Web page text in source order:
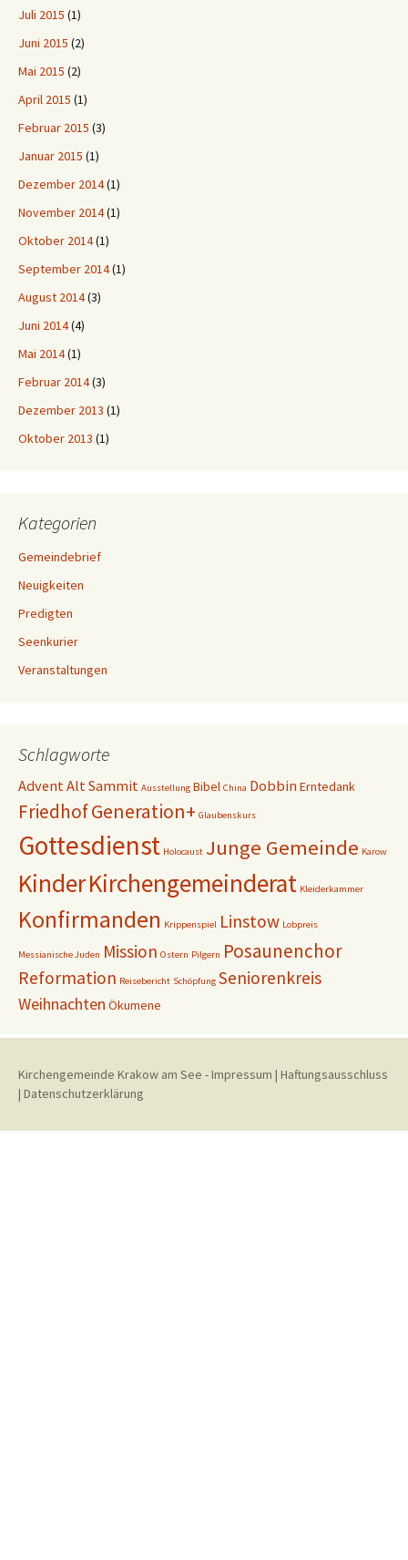
Juli 2015 (1)
Juni 2015 (2)
Mai 2015 (2)
April 2015 (1)
Februar 2015 (3)
Januar 2015 (1)
Dezember 2014(1)
November 2014(1)
Oktober 2014(1)
September 2014(1)
August 2014(3)
Juni 2014(4)
Mai 2014(1)
Februar 2014(3)
Dezember 2013 (1)
Oktober 2013 (1)
Kategorien
Gemeindebrief
Neuigkeiten
Predigten
Seenkurier
Veranstaltungen
Schlagworte
AdventAlt Sammit Ausstellung Bibel China Dobbin Erntedank
FriedhofGeneration+ Glaubenskurs
Gottesdienst Holocaust Junge Gemeinde Karow
KinderKirchengemeinderat Kleiderkammer
Konfirmanden Krippenspiel Linstow Lobpreis
Messianische Juden Mission Ostern Pilgern Posaunenchor
Reformation Reisebericht Schöpfung Seniorenkreis
Weihnachten Ökumene
Kirchengemeinde Krakow am See -Impressum | Haftungsausschluss
| Datenschutzerklärung